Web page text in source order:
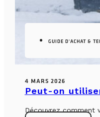
GUIDE D'ACHAT &
4 MARS 2026
Peut-on
Découvrez comment